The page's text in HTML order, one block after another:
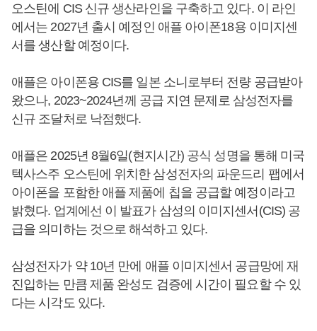
오스틴에 CIS 신규 생산라인을 구축하고 있다. 이 라인
에서는 2027년 출시 예정인 애플 아이폰18용 이미지센
서를 생산할 예정이다.
애플은 아이폰용 CIS를 일본 소니로부터 전량 공급받아
왔으나, 2023~2024년께 공급 지연 문제로 삼성전자를
신규 조달처로 낙점했다.
애플은 2025년 8월6일(현지시간) 공식 성명을 통해 미국
텍사스주 오스틴에 위치한 삼성전자의 파운드리 팹에서
아이폰을 포함한 애플 제품에 칩을 공급할 예정이라고
밝혔다. 업계에선 이 발표가 삼성의 이미지센서(CIS) 공
급을 의미하는 것으로 해석하고 있다.
삼성전자가 약 10년 만에 애플 이미지센서 공급망에 재
진입하는 만큼 제품 완성도 검증에 시간이 필요할 수 있
다는 시각도 있다.